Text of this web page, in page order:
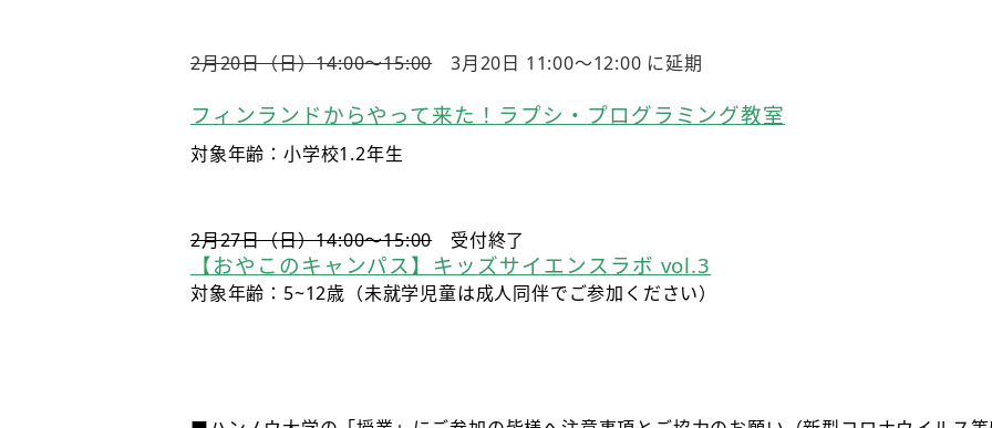
2月20日（日）14:00〜15:003月20日 11:00〜12:00 に延期
フィンランドからやって来た！ラプシ・プログラミング教室
対象年齢：小学校1.2年生
2月27日（日）14:00〜15:00受付終了
【おやこのキャンパス】キッズサイエンスラボ vol.3
対象年齢：5~12歳（未就学児童は成人同伴でご参加ください）